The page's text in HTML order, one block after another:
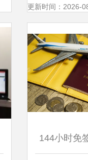
更新时间：2026-
144小时免